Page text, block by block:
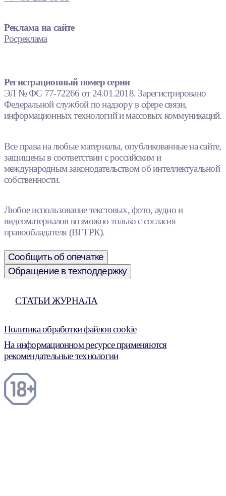
Реклама на сайте
Росреклама
Регистрационный номер серии
ЭЛ № ФС 77-72266 от 24.01.2018. Зарегистрировано
Федеральной службой по надзору в сфере связи,
информационных технологий и массовых коммуникаций.
Все права на любые материалы, опубликованные на сайте,
защищены в соответствии с российским и
международным законодательством об интеллектуальной
собственности.
Любое использование текстовых, фото, аудио и
видеоматериалов возможно только с согласия
правообладателя (ВГТРК).
Сообщить об опечатке
Обращение в техподдержку
СТАТЬИ ЖУРНАЛА
Политика обработки файлов cookie
На информационном ресурсе применяются
рекомендательные технологии